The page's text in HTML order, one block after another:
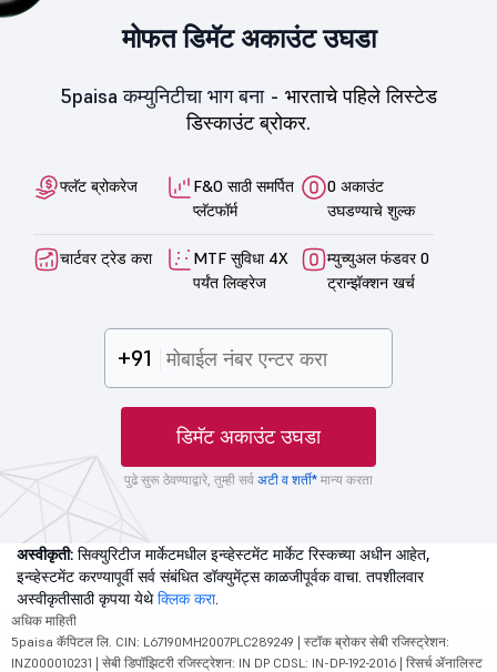
मोफत डिमॅट अकाउंट उघडा
5paisa कम्युनिटीचा भाग बना - भारताचे पहिले लिस्टेड
डिस्काउंट ब्रोकर.
फ्लॅट ब्रोकरेज
F&O साठी समर्पित
प्लॅटफॉर्म
0 अकाउंट
उघडण्याचे शुल्क
चार्टवर ट्रेड करा
MTF सुविधा 4X
पर्यंत लिव्हरेज
म्युच्युअल फंडवर 0
ट्रान्झॅक्शन खर्च
+91
डिमॅट अकाउंट उघडा
पुढे सुरू ठेवण्याद्वारे, तुम्ही सर्व अटी व शर्ती* मान्य करता
अस्वीकृती: सिक्युरिटीज मार्केटमधील इन्व्हेस्टमेंट मार्केट रिस्कच्या अधीन आहेत,
इन्व्हेस्टमेंट करण्यापूर्वी सर्व संबंधित डॉक्युमेंट्स काळजीपूर्वक वाचा. तपशीलवार
अस्वीकृतीसाठी कृपया येथेक्लिक करा.
अधिक माहिती
5paisa कॅपिटल लि. CIN: L67190MH2007PLC289249 | स्टॉक ब्रोकर सेबी रजिस्ट्रेशन:
INZ000010231 | सेबी डिपॉझिटरी रजिस्ट्रेशन: IN DP CDSL: IN-DP-192-2016 | रिसर्च ॲनालिस्ट